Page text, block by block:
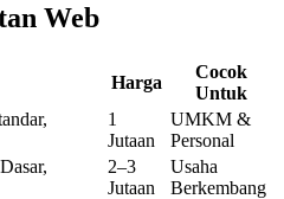
Web
Harga
Cocok
Untuk
1
Jutaan
UMKM &
Personal
2–3
Jutaan
Usaha
Berkembang